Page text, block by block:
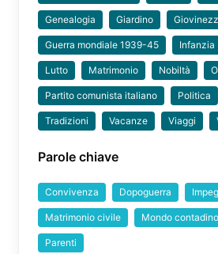
Genealogia Giardino
Guerra mondiale 1939-45 Infanzia
Lutto Matrimonio Nobiltà
Partito comunista italiano Politica
Tradizioni Vacanze Viaggi
Parole chiave
Convivenza Dopoguerra
Matrimonio civile Mondo contadino
Parenti